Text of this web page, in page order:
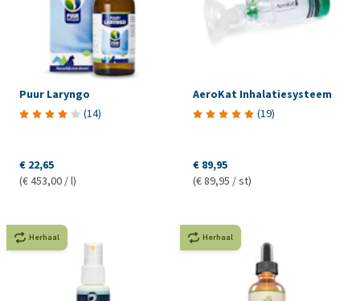
Puur Laryngo
(14)
€ 22,65
(€ 453,00 / l)
AeroKat Inhalatiesysteem
(19)
€ 89,95
(€ 89,95 / st)
Herhaal Herhaal